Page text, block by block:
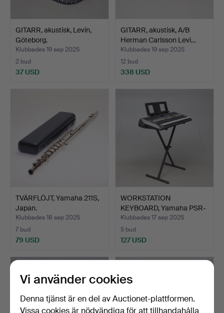
GITARR, akustisk, Levin,
Göteborg.
Klubbades 19 sep 2025
2 bud
37 USD
GITARR, akustisk, A/B
Herman Carlsson Levi…
Klubbades 19 sep 2025
12 bud
338 USD
TVÄRFLÖJT, Yamaha 211S,
Japan.
Klubbades 18 sep 2025
7 bud
79 USD
WORKSTATION
KEYBOARD, Yamaha PSR-
S670.
Klubbades 17 sep 2025
5 bud
127 USD
Vi använder cookies
Denna tjänst är en del av Auctionet-plattformen.
Vissa cookies är nödvändiga för att tillhandahålla